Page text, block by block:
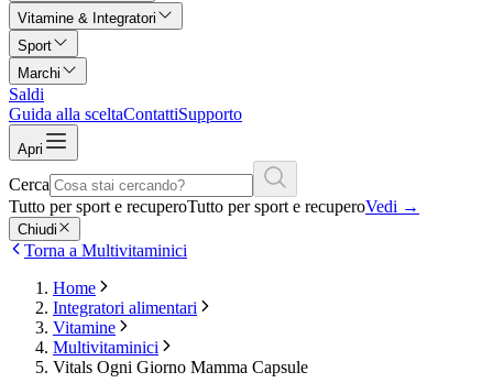
Vitamine & Integratori
Sport
Marchi
Saldi
Guida alla sceltaContattiSupporto
Apri
Cerca
Tutto per sport e recuperoTutto per sport e recuperoVedi →
Chiudi
Torna a Multivitaminici
Home
Integratori alimentari
Vitamine
Multivitaminici
Vitals Ogni Giorno Mamma Capsule